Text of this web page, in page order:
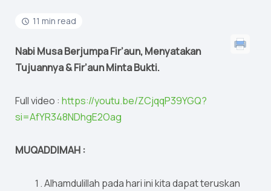
11 min read
Nabi Musa Berjumpa Fir’aun, Menyatakan
Tujuannya & Fir’aun Minta Bukti.
Full video : https://youtu.be/ZCjqqP39YGQ?
si=AfYR348NDhgE2Oag
MUQADDIMAH :
Alhamdulillah pada hari ini kita dapat teruskan